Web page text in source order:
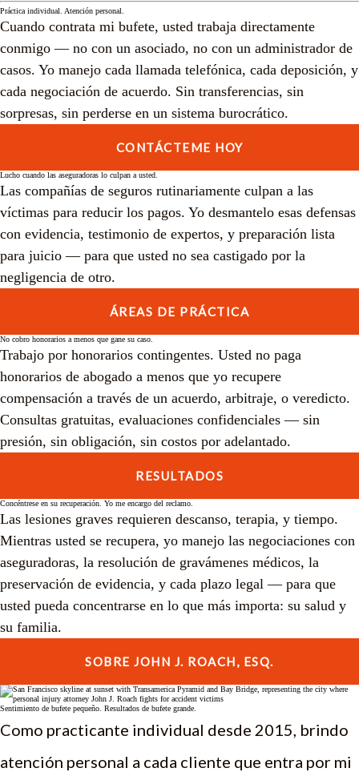
Práctica individual. Atención personal.
Cuando contrata mi bufete, usted trabaja directamente
conmigo — no con un asociado, no con un administrador de
casos. Yo manejo cada llamada telefónica, cada deposición, y
cada negociación de acuerdo. Sin transferencias, sin
sorpresas, sin perderse en un sistema burocrático.
CONTÁCTEME HOY
Lucho cuando las aseguradoras lo culpan a usted.
Las compañías de seguros rutinariamente culpan a las
víctimas para reducir los pagos. Yo desmantelo esas defensas
con evidencia, testimonio de expertos, y preparación lista
para juicio — para que usted no sea castigado por la
negligencia de otro.
ÁREAS DE PRÁCTICA
No cobro honorarios a menos que gane su caso.
Trabajo por honorarios contingentes. Usted no paga
honorarios de abogado a menos que yo recupere
compensación a través de un acuerdo, arbitraje, o veredicto.
Consultas gratuitas, evaluaciones confidenciales — sin
presión, sin obligación, sin costos por adelantado.
RESULTADOS
Concéntrese en su recuperación. Yo me encargo del reclamo.
Las lesiones graves requieren descanso, terapia, y tiempo.
Mientras usted se recupera, yo manejo las negociaciones con
aseguradoras, la resolución de gravámenes médicos, la
preservación de evidencia, y cada plazo legal — para que
usted pueda concentrarse en lo que más importa: su salud y
su familia.
SOBRE JOHN J. ROACH, ESQ.
Sentimiento de bufete pequeño. Resultados de bufete grande.
Como practicante individual desde 2015, brindo
atención personal a cada cliente que entra por mi